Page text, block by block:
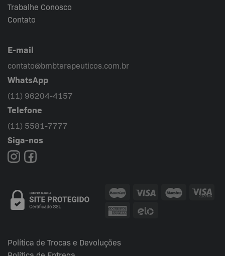
Trabalhe Conosco
Contato
E-mail
contato@bmbterapeuticos.com.br
WhatsApp
(11) 96204-4157
Telefone
(11) 5581-7777
Siga-nos
Política de Trocas e Devoluções